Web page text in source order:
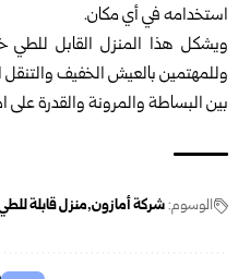
استخدامه في أي مكان.
ويشكل هذا المنزل القابل للطي
وللمهتمين بالعيش الخفيف
بين البساطة والمرونة والقدرة
الوسوم:شركة أمازون منزل قابلة